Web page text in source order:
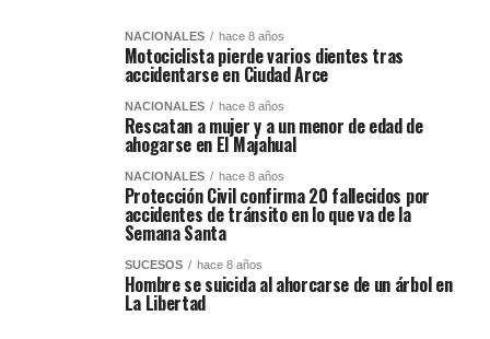
NACIONALES hace 8 años
Motociclista pierde varios dientes tras
accidentarse en Ciudad Arce
NACIONALES hace 8 años
Rescatan a mujer y a un menor de edad de
ahogarse en El Majahual
NACIONALES hace 8 años
Protección Civil confirma 20 fallecidos por
accidentes de tránsito en lo que va de la
Semana Santa
SUCESOS hace 8 años
Hombre se suicida al ahorcarse de un árbol en
La Libertad